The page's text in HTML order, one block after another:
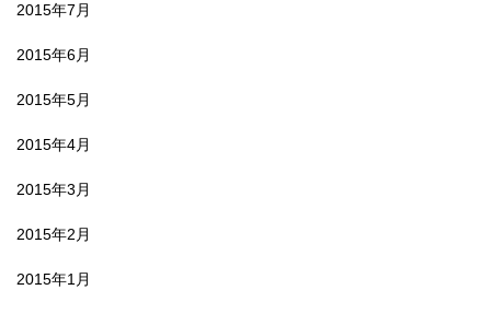
2015年7月
2015年6月
2015年5月
2015年4月
2015年3月
2015年2月
2015年1月